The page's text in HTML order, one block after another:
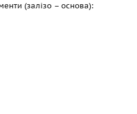
(залізо – основа):